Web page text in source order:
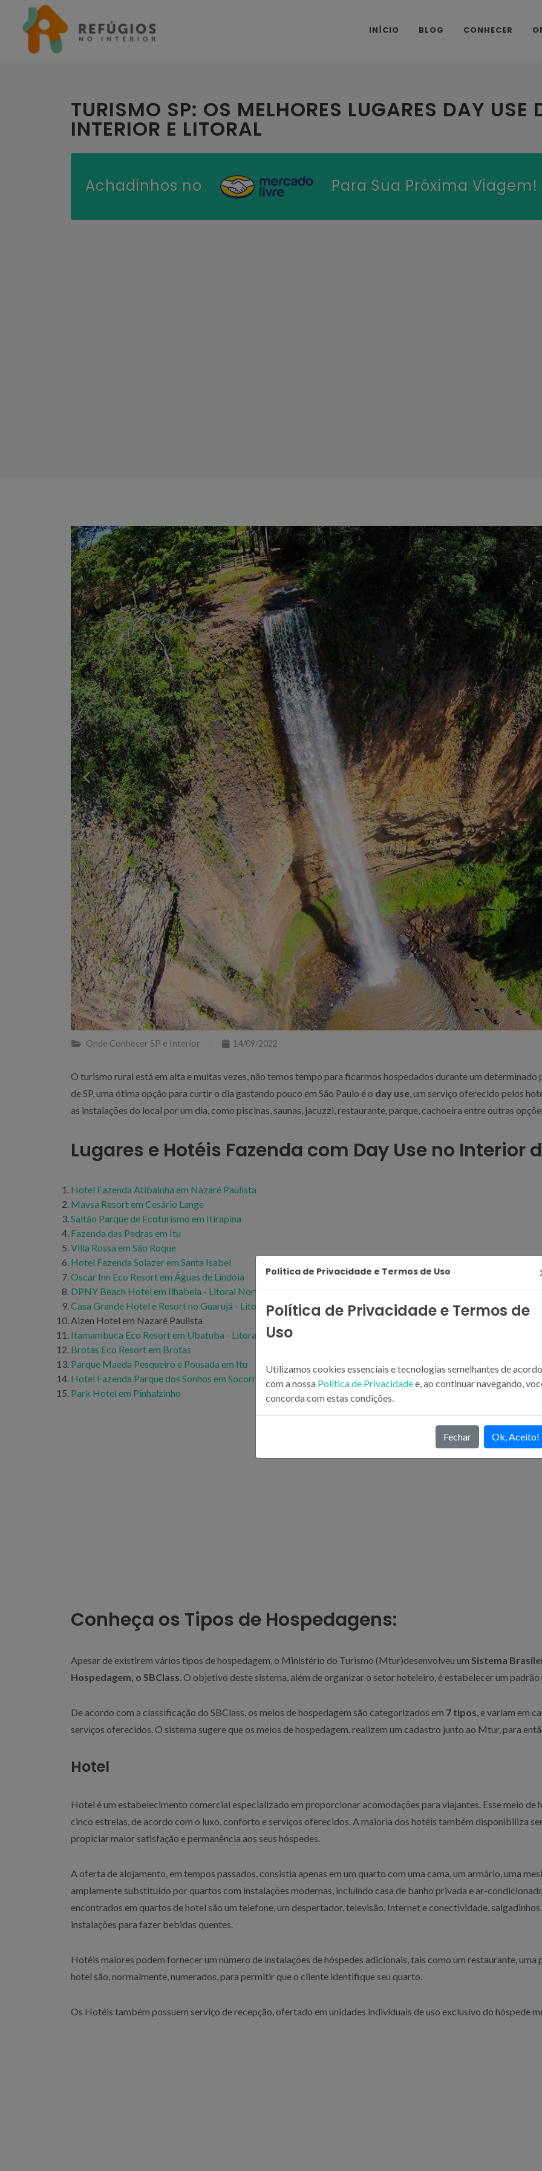
INÍCIO BLOG CONHECER
TURISMO SP: OS MELHORES LUGARES DAY USE
INTERIOR E LITORAL
Achadinhos no Para Sua Próxima Viagem!
Onde Conhecer SP e Interior 14/09/2022
O turismo rural está em alta e muitas vezes, não temos tempo para ficarmos hospedados durante um
de SP, uma ótima opção para curtir o dia gastando pouco em São Paulo é o day use , um serviço oferecido pelos
as instalações do local por um dia, como piscinas, saunas, jacuzzi, restaurante, parque, cachoeira entre outras
Lugares e Hotéis Fazenda com Day Use no Interior
Hotel Fazenda Atibainha em Nazaré Paulista
Mavsa Resort em Cesário Lange
Saltão Parque de Ecoturismo em Itirapina
Fazenda das Pedras em Itu
Villa Rossa em São Roque
Hotel Fazenda Solazer em Santa Isabel
Oscar Inn Eco Resort em Águas de Lindóia
DPNY Beach Hotel em Ilhabela - Litoral Norte de SP
Casa Grande Hotel e Resort no Guarujá - Litoral Sul de SP
Aizen Hotel em Nazaré Paulista
Itamambuca Eco Resort em Ubatuba - Litoral Norte de SP
Brotas Eco Resort em Brotas
Parque Maeda Pesqueiro e Pousada em Itu
Hotel Fazenda Parque dos Sonhos em Socorro
Park Hotel em Pinhalzinho
Conheça os Tipos de Hospedagens:
Apesar de existirem vários tipos de hospedagem, o Ministério do Turismo (Mtur)desenvolveu um Sistema
Hospedagem, o SBClass . O objetivo deste sistema, além de organizar o setor hoteleiro, é estabelecer um
De acordo com a classificação do SBClass, os meios de hospedagem são categorizados em 7 tipos , e variam em
serviços oferecidos. O sistema sugere que os meios de hospedagem, realizem um cadastro junto ao Mtur, para
Hotel
Hotel é um estabelecimento comercial especializado em proporcionar acomodações para viajantes. Esse meio de
cinco estrelas, de acordo com o luxo, conforto e serviços oferecidos. A maioria dos hotéis também disponibiliza
propiciar maior satisfação e permanência aos seus hóspedes.
A oferta de alojamento, em tempos passados, consistia apenas em um quarto com uma cama, um armário, uma
amplamente substituído por quartos com instalações modernas, incluindo casa de banho privada e ar-
encontrados em quartos de hotel são um telefone, um despertador, televisão, Internet e conectividade,
instalações para fazer bebidas quentes.
Hotéis maiores podem fornecer um número de instalações de hóspedes adicionais, tais como um restaurante,
hotel são, normalmente, numerados, para permitir que o cliente identifique seu quarto.
Os Hotéis também possuem serviço de recepção, ofertado em unidades individuais de uso exclusivo do hóspede
Política de Privacidade e Termos de Uso
Política de Privacidade e Termos de
Uso
Utilizamos cookies essenciais e tecnologias semelhantes de acordo
com a nossa Política de Privacidadee, ao continuar navegando,
concorda com estas condições.
Fechar Ok, Aceito!